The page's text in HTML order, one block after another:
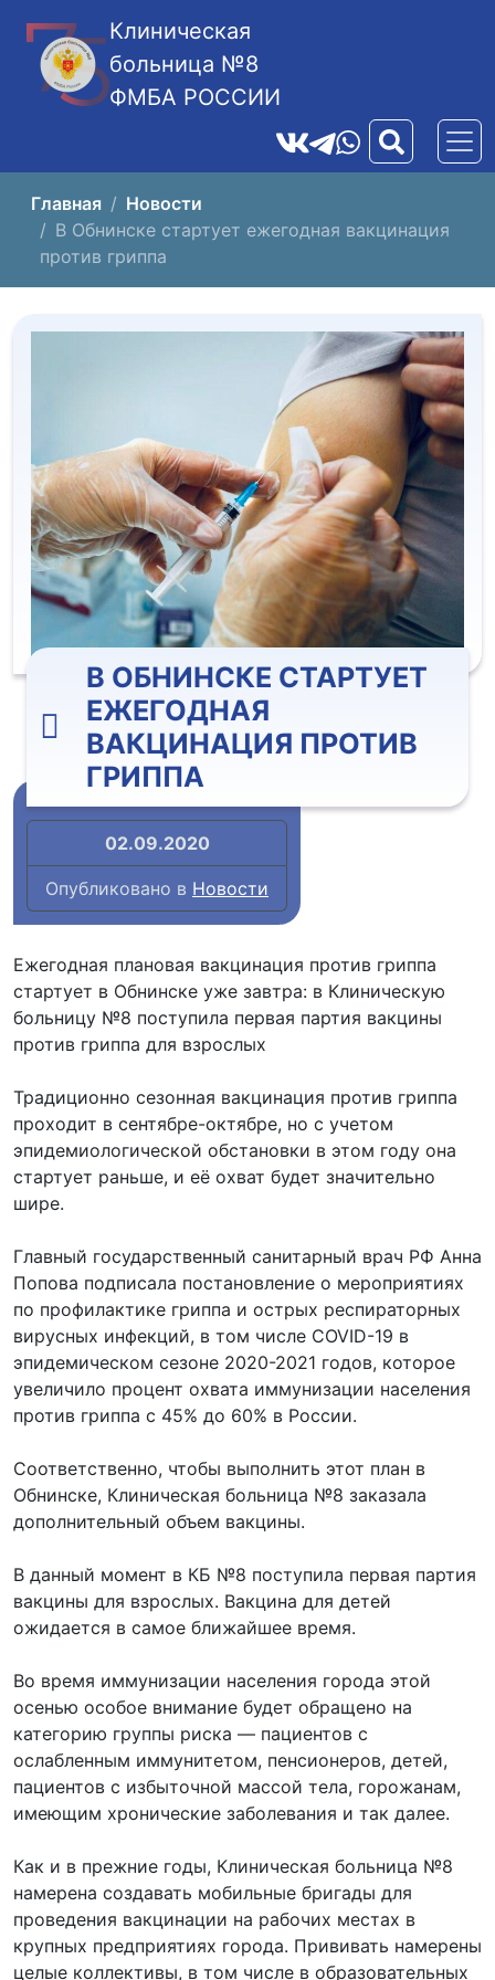
Клиническая
больница №8
ФМБА РОССИИ
Главная
Новости
В Обнинске стартует ежегодная вакцинация
против гриппа
В ОБНИНСКЕ СТАРТУЕТ
ЕЖЕГОДНАЯ
ВАКЦИНАЦИЯ ПРОТИВ
ГРИППА
02.09.2020
Опубликовано в Новости
Ежегодная плановая вакцинация против гриппа
стартует в Обнинске уже завтра: в Клиническую
больницу №8 поступила первая партия вакцины
против гриппа для взрослых
Традиционно сезонная вакцинация против гриппа
проходит в сентябре-октябре, но с учетом
эпидемиологической обстановки в этом году она
стартует раньше, и её охват будет значительно
шире.
Главный государственный санитарный врач РФ Анна
Попова подписала постановление о мероприятиях
по профилактике гриппа и острых респираторных
вирусных инфекций, в том числе COVID-19 в
эпидемическом сезоне 2020-2021 годов, которое
увеличило процент охвата иммунизации населения
против гриппа с 45% до 60% в России.
Соответственно, чтобы выполнить этот план в
Обнинске, Клиническая больница №8 заказала
дополнительный объем вакцины.
В данный момент в КБ №8 поступила первая партия
вакцины для взрослых. Вакцина для детей
ожидается в самое ближайшее время.
Во время иммунизации населения города этой
осенью особое внимание будет обращено на
категорию группы риска — пациентов с
ослабленным иммунитетом, пенсионеров, детей,
пациентов с избыточной массой тела, горожанам,
имеющим хронические заболевания и так далее.
Как и в прежние годы, Клиническая больница №8
намерена создавать мобильные бригады для
проведения вакцинации на рабочих местах в
крупных предприятиях города. Прививать намерены
целые коллективы, в том числе в образовательных